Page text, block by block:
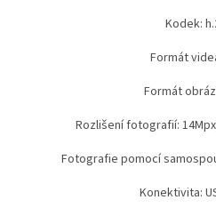
Kodek:
Formát
Formát
Rozlišení fotografií:
Fotografie pomocí
Konektivita: